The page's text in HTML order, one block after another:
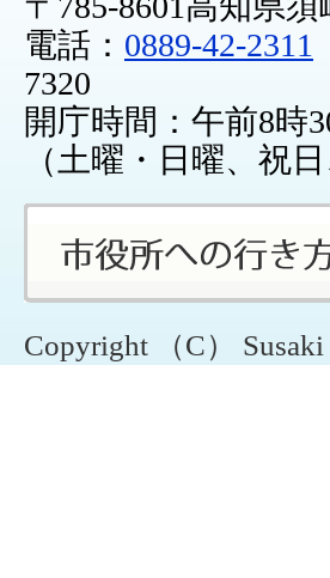
電話： 0889-42-2311
7320
開庁時間：午前8時
（土曜・日曜、祝
Copyright （C）